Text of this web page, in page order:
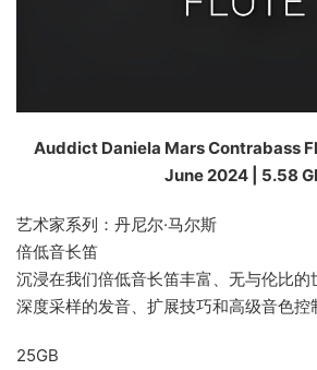
Auddict Daniela Mars Contrabass
June 2024 | 5.58
艺术家系列：丹尼尔·马尔斯
倍低音长笛
沉浸在我们倍低音长笛丰富、无与伦比
深度采样的发音、扩展技巧和高级音色控
25GB